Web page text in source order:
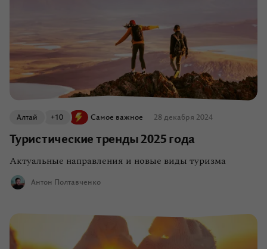
Самое важное
+10
Алтай 28 декабря 2024
Туристические тренды 2025 года
Актуальные направления и новые виды туризма
Антон Полтавченко